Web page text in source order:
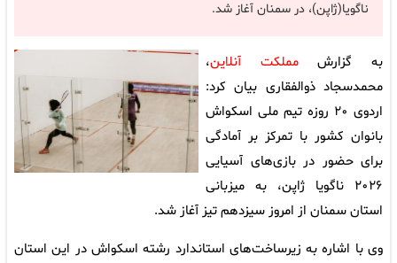
ناگویا(ژاپن)، در سمنان آغاز شد.
به گزارشمملکت آنلاین،
محمدسجاد ذوالفقاری بیان کرد:
اردوی ۲۰ روزه تیم ملی اسکواش
بانوان کشور با تمرکز بر آمادگی
برای حضور در بازی‌های آسیایی
۲۰۲۶ ناگویا ژاپن، به میزبانی
استان سمنان از امروز سیزدهم تیز آغاز شد.
وی با اشاره به زیرساخت‌های استاندارد رشته اسکواش در این استان